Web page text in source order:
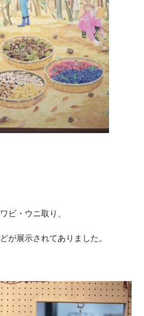
ビ・ウニ取り、
が展示されてありました。